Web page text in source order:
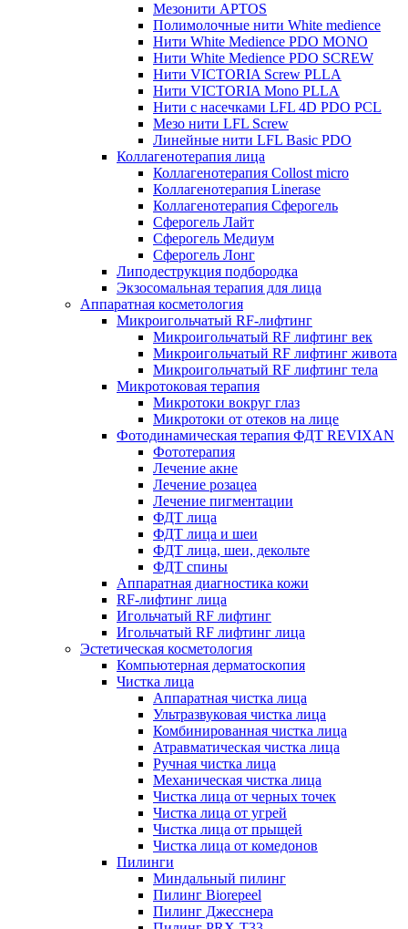
Мезонити APTOS
Полимолочные нити White medience
Нити White Medience PDO MONO
Нити White Medience PDO SCREW
Нити VICTORIA Screw PLLA
Нити VICTORIA Mono PLLA
Нити с насечками LFL 4D PDO PCL
Мезо нити LFL Screw
Линейные нити LFL Basic PDO
Коллагенотерапия лица
Коллагенотерапия Collost micro
Коллагенотерапия Linerase
Коллагенотерапия Сферогель
Сферогель Лайт
Сферогель Медиум
Сферогель Лонг
Липодеструкция подбородка
Экзосомальная терапия для лица
Аппаратная косметология
Микроигольчатый RF-лифтинг
Микроигольчатый RF лифтинг век
Микроигольчатый RF лифтинг живота
Микроигольчатый RF лифтинг тела
Микротоковая терапия
Микротоки вокруг глаз
Микротоки от отеков на лице
Фотодинамическая терапия ФДТ REVIXAN
Фототерапия
Лечение акне
Лечение розацеа
Лечение пигментации
ФДТ лица
ФДТ лица и шеи
ФДТ лица, шеи, декольте
ФДТ спины
Аппаратная диагностика кожи
RF-лифтинг лица
Игольчатый RF лифтинг
Игольчатый RF лифтинг лица
Эстетическая косметология
Компьютерная дерматоскопия
Чистка лица
Аппаратная чистка лица
Ультразвуковая чистка лица
Комбинированная чистка лица
Атравматическая чистка лица
Ручная чистка лица
Механическая чистка лица
Чистка лица от черных точек
Чистка лица от угрей
Чистка лица от прыщей
Чистка лица от комедонов
Пилинги
Миндальный пилинг
Пилинг Biorepeel
Пилинг Джесснера